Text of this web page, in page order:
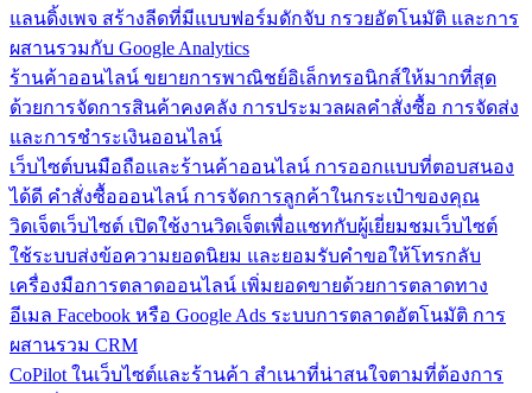
แลนดิ้งเพจ สร้างลีดที่มีแบบฟอร์มดักจับ กรวยอัตโนมัติ และการ
ผสานรวมกับ Google Analytics
ร้านค้าออนไลน์ ขยายการพาณิชย์อิเล็กทรอนิกส์ให้มากที่สุด
ด้วยการจัดการสินค้าคงคลัง การประมวลผลคำสั่งซื้อ การจัดส่ง
และการชำระเงินออนไลน์
เว็บไซต์บนมือถือและร้านค้าออนไลน์ การออกแบบที่ตอบสนอง
ได้ดี คำสั่งซื้อออนไลน์ การจัดการลูกค้าในกระเป๋าของคุณ
วิดเจ็ตเว็บไซต์ เปิดใช้งานวิดเจ็ตเพื่อแชทกับผู้เยี่ยมชมเว็บไซต์
ใช้ระบบส่งข้อความยอดนิยม และยอมรับคำขอให้โทรกลับ
เครื่องมือการตลาดออนไลน์ เพิ่มยอดขายด้วยการตลาดทาง
อีเมล Facebook หรือ Google Ads ระบบการตลาดอัตโนมัติ การ
ผสานรวม CRM
CoPilot ในเว็บไซต์และร้านค้า สำเนาที่น่าสนใจตามที่ต้องการ